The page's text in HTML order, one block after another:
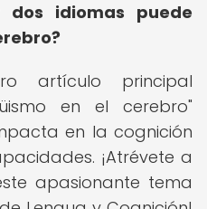
dos idiomas puede
artículo principal
en el cerebro"
en la cognición
¡Atrévete a
apasionante tema